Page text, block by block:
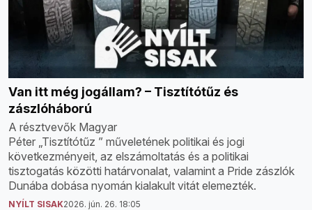
Van itt még jogállam? – Tisztítótűz és
zászlóháború
A résztvevők Magyar
Péter „Tisztítótűz ” műveletének politikai és jogi
következményeit, az elszámoltatás és a politikai
tisztogatás közötti határvonalat, valamint a Pride zászlók
Dunába dobása nyomán kialakult vitát elemezték.
NYÍLT SISAK2026. jún. 26. 18:05